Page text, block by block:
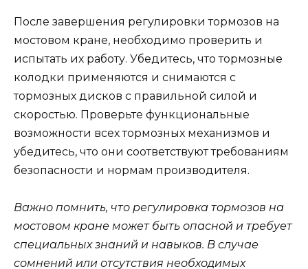
После завершения регулировки тормозов на
мостовом кране, необходимо проверить и
испытать их работу. Убедитесь, что тормозные
колодки применяются и снимаются с
тормозных дисков с правильной силой и
скоростью. Проверьте функциональные
возможности всех тормозных механизмов и
убедитесь, что они соответствуют требованиям
безопасности и нормам производителя.
Важно помнить, что регулировка тормозов на
мостовом кране может быть опасной и требует
специальных знаний и навыков. В случае
сомнений или отсутствия необходимых